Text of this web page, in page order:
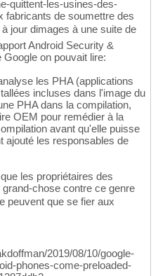
quittent-les-usines-des-
fabricants de soumettre des
jour dimages à une suite de
Android Security &
on pouvait lire:
les PHA (applications
incluses dans l'image du
PHA dans la compilation,
OEM pour remédier à la
avant qu'elle puisse
ajouté les responsables de
les propriétaires des
chose contre ce genre
peuvent que se fier aux
2019/08/10/google-
phones-come-preloaded-